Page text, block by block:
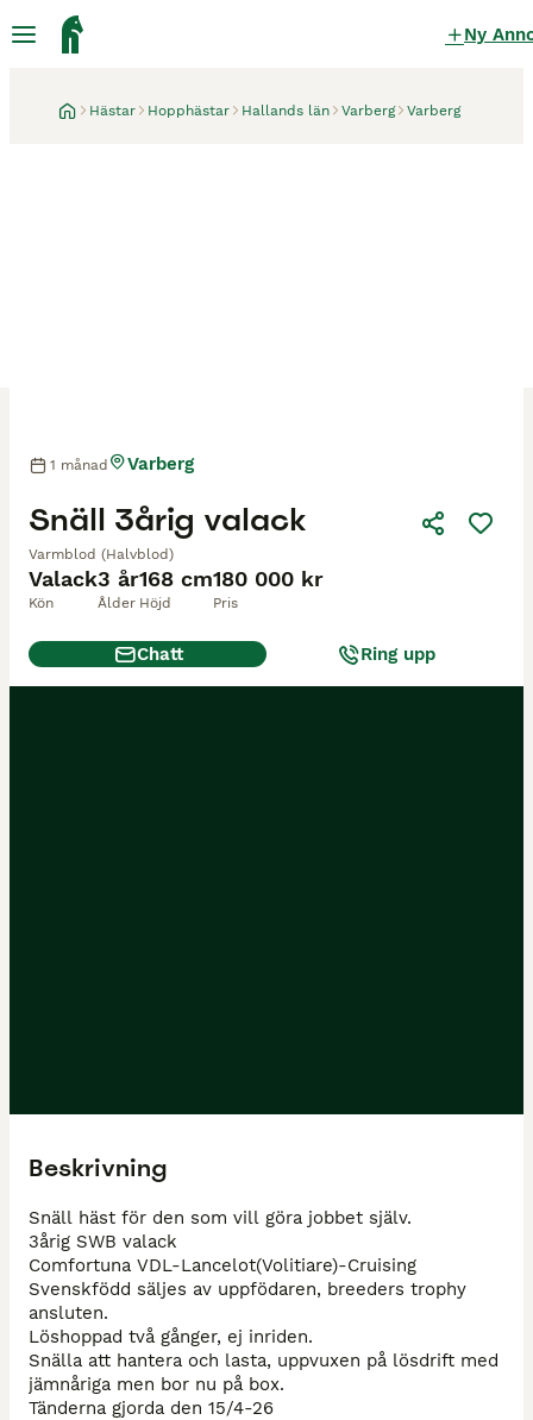
Ny
Hästar Hopphästar Hallands län Varberg Varberg
Valack
Kön
3 år
Ålder
168 cm
Höjd
180 000 kr
Pris
Snäll 3årig valack
Varmblod (Halvblod)
1 månad Varberg
Chatt Ring upp
Beskrivning
Snäll häst för den som vill göra jobbet själv.
3årig SWB valack
Comfortuna VDL-Lancelot(Volitiare)-Cruising
Svenskfödd säljes av uppfödaren, breeders trophy
ansluten.
Löshoppad två gånger, ej inriden.
Snälla att hantera och lasta, uppvuxen på lösdrift med
jämnåriga men bor nu på box.
Tänderna gjorda den 15/4-26